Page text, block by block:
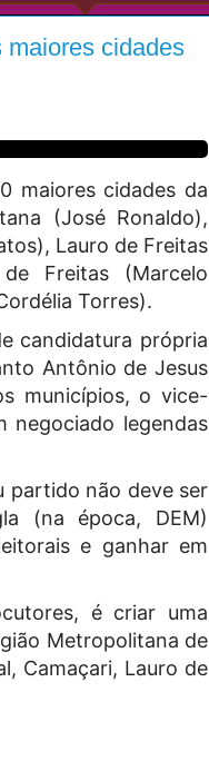
maiores cidades
maiores cidades da
(José Ronaldo),
Lauro de Freitas
Freitas (Marcelo
Torres).
candidatura própria
Antônio de Jesus
municípios, o vice-
negociado legendas
partido não deve ser
(na época, DEM)
e ganhar em
é criar uma
Metropolitana de
Camaçari, Lauro de